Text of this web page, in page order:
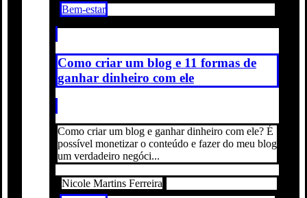
Bem-estar
Como criar um blog e 11 formas de
ganhar dinheiro com ele
Como criar um blog e ganhar dinheiro com ele? É
possível monetizar o conteúdo e fazer do meu blog
um verdadeiro negóci...
Nicole Martins Ferreira